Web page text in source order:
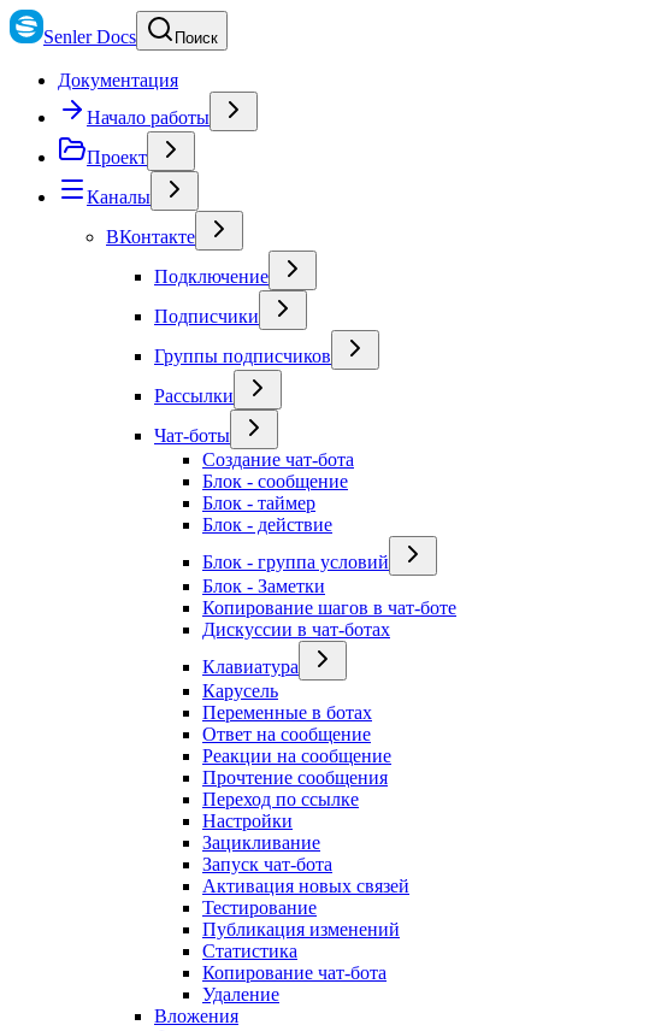
Senler Docs Поиск
Документация
Начало работы
Проект
Каналы
ВКонтакте
Подключение
Подписчики
Группы подписчиков
Рассылки
Чат-боты
Создание чат-бота
Блок - сообщение
Блок - таймер
Блок - действие
Блок - группа условий
Блок - Заметки
Копирование шагов в чат-боте
Дискуссии в чат-ботах
Клавиатура
Карусель
Переменные в ботах
Ответ на сообщение
Реакции на сообщение
Прочтение сообщения
Переход по ссылке
Настройки
Зацикливание
Запуск чат-бота
Активация новых связей
Тестирование
Публикация изменений
Статистика
Копирование чат-бота
Удаление
Вложения